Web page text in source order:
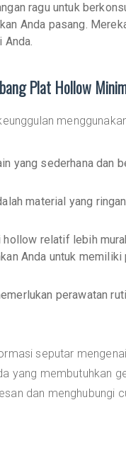
ragu untuk
Anda pasang.
Anda.
Plat Hollow
yang sederhana dan
material yang
hollow relatif lebih
Anda untuk
perawatan
seputar
yang membutuhkan
dan menghubungi